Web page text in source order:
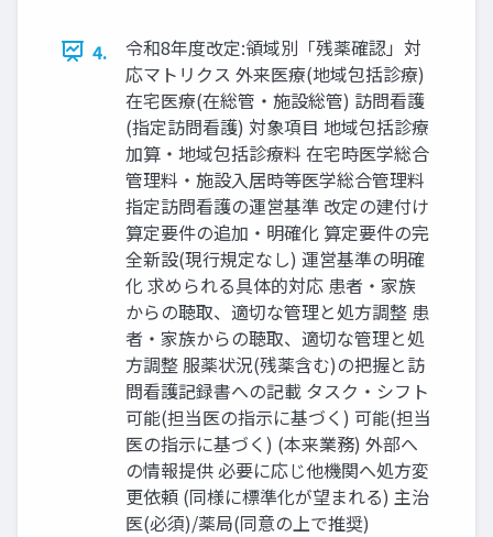
4.
令和8年度改定:領域別「残薬確認」対
応マトリクス 外来医療(地域包括診療)
在宅医療(在総管・施設総管) 訪問看護
(指定訪問看護) 対象項目 地域包括診療
加算・地域包括診療料 在宅時医学総合
管理料・施設入居時等医学総合管理料
指定訪問看護の運営基準 改定の建付け
算定要件の追加・明確化 算定要件の完
全新設(現行規定なし) 運営基準の明確
化 求められる具体的対応 患者・家族
からの聴取、適切な管理と処方調整 患
者・家族からの聴取、適切な管理と処
方調整 服薬状況(残薬含む)の把握と訪
問看護記録書への記載 タスク・シフト
可能(担当医の指示に基づく) 可能(担当
医の指示に基づく) (本来業務) 外部へ
の情報提供 必要に応じ他機関へ処方変
更依頼 (同様に標準化が望まれる) 主治
医(必須)/薬局(同意の上で推奨)